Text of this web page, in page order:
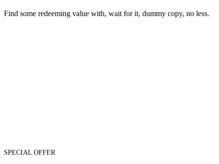
Find some redeeming value with, wait for it, dummy copy, no less.
SPECIAL OFFER